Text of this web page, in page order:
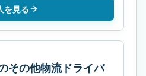
を見る
その他物流ドライバ